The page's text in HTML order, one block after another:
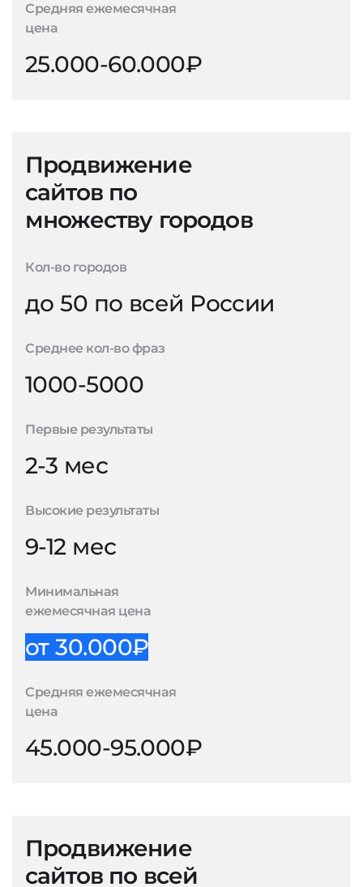
Средняя ежемесячная
цена
25.000-60.000₽
Продвижение
сайтов по
множеству городов
Кол-во городов
до 50 по всей России
Среднее кол-во фраз
1000-5000
Первые результаты
2-3 мес
Высокие результаты
9-12 мес
Минимальная
ежемесячная цена
от 30.000₽
Средняя ежемесячная
цена
45.000-95.000₽
Продвижение
сайтов по всей